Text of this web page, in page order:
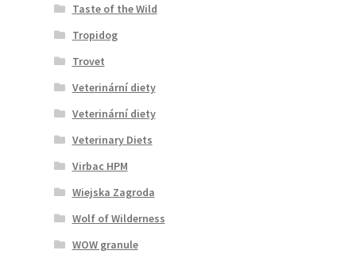
Taste of the Wild
Tropidog
Trovet
Veterinární diety
Veterinární diety
Veterinary Diets
Virbac HPM
Wiejska Zagroda
Wolf of Wilderness
WOW granule